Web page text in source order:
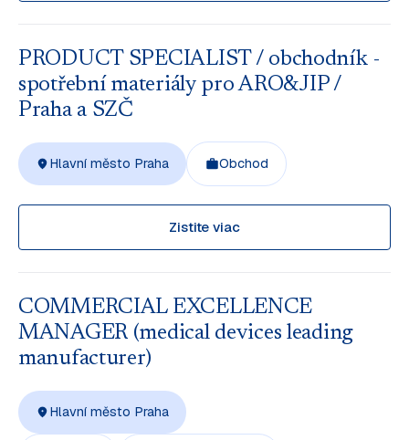
PRODUCT SPECIALIST / obchodník -
spotřební materiály pro ARO&JIP /
Praha a SZČ
Hlavní město Praha Obchod
Zistite viac
COMMERCIAL EXCELLENCE
MANAGER (medical devices leading
manufacturer)
Hlavní město Praha